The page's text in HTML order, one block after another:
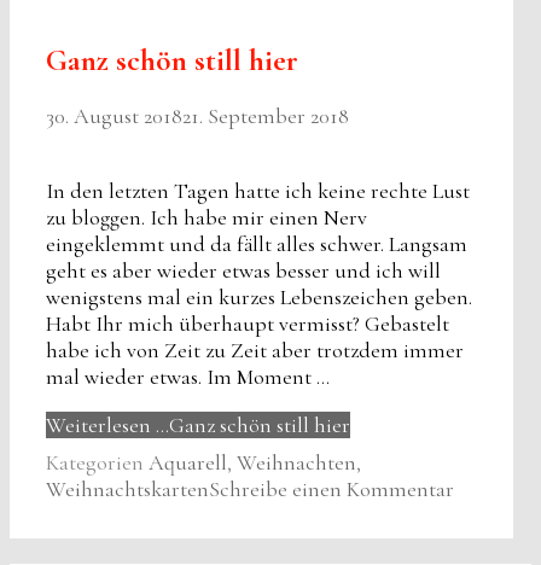
Ganz schön still hier
30. August 201821. September 2018
In den letzten Tagen hatte ich keine rechte Lust
zu bloggen. Ich habe mir einen Nerv
eingeklemmt und da fällt alles schwer. Langsam
geht es aber wieder etwas besser und ich will
wenigstens mal ein kurzes Lebenszeichen geben.
Habt Ihr mich überhaupt vermisst? Gebastelt
habe ich von Zeit zu Zeit aber trotzdem immer
mal wieder etwas. Im Moment …
Weiterlesen …Ganz schön still hier
Kategorien Aquarell, Weihnachten,
WeihnachtskartenSchreibe einen Kommentar